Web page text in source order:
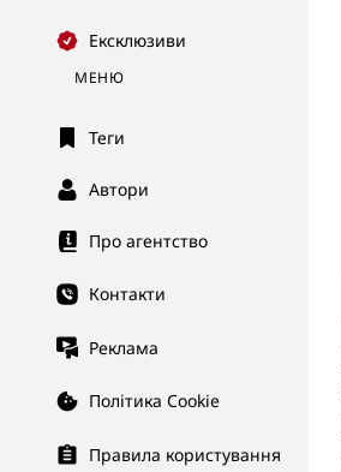
Ексклюзиви
МЕНЮ
Теги
Автори
Про агентство
Контакти
Реклама
Політика Cookie
Правила користування